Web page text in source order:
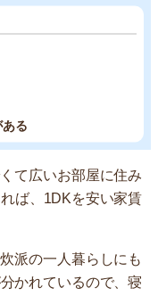
る
て広いお部屋に住み
ば、1DKを安い家賃
派の一人暮らしにも
かれているので、寝